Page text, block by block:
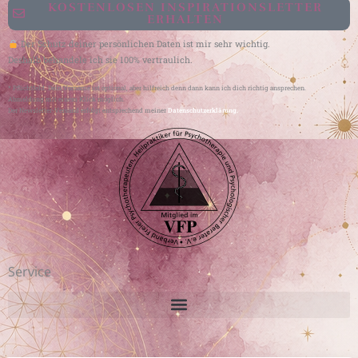
KOSTENLOSEN INSPIRATIONSLETTER
ERHALTEN
Der Schutz deiner persönlichen Daten ist mir sehr wichtig.
Deshalb behandele ich sie 100% vertraulich.
* Pflichtfeld. Dein Vorname ist optional, aber hilfreich denn dann kann ich dich richtig ansprechen.
Abmeldung mit einem Klick möglich.
Der Newsletter-Versand erfolgt entsprechend meiner Datenschutzerklärung.
Service